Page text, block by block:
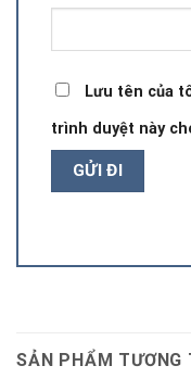
Lưu tên của
trình duyệt này
SẢN PHẨM TƯƠNG